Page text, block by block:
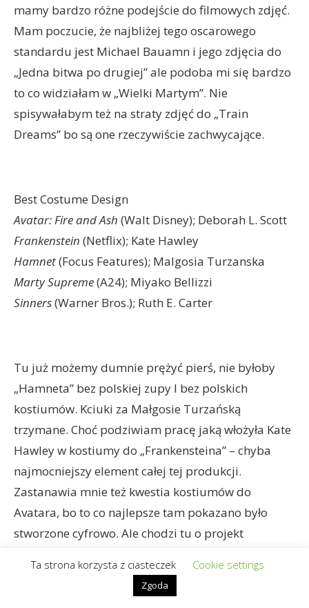
mamy bardzo różne podejście do filmowych zdjęć.
Mam poczucie, że najbliżej tego oscarowego
standardu jest Michael Bauamn i jego zdjęcia do
„Jedna bitwa po drugiej” ale podoba mi się bardzo
to co widziałam w „Wielki Martym”. Nie
spisywałabym też na straty zdjęć do „Train
Dreams” bo są one rzeczywiście zachwycające.
Best Costume Design
Avatar: Fire and Ash (Walt Disney); Deborah L. Scott
Frankenstein (Netflix); Kate Hawley
Hamnet(Focus Features); Malgosia Turzanska
Marty Supreme(A24); Miyako Bellizzi
Sinners(Warner Bros.); Ruth E. Carter
Tu już możemy dumnie prężyć pierś, nie byłoby
„Hamneta” bez polskiej zupy I bez polskich
kostiumów. Kciuki za Małgosie Turzańską
trzymane. Choć podziwiam pracę jaką włożyła Kate
Hawley w kostiumy do „Frankensteina” – chyba
najmocniejszy element całej tej produkcji.
Zastanawia mnie też kwestia kostiumów do
Avatara, bo to co najlepsze tam pokazano było
stworzone cyfrowo. Ale chodzi tu o projekt
trzeba było wymyślić by dało się to cyfrowo
odtworzyć. A może się mylę i w ogóle to nominacja
Ta strona korzysta z ciasteczek Cookie settings
Zgoda